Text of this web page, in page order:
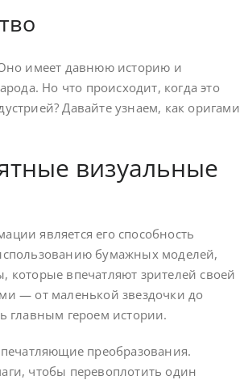
имеет давнюю историю и
Но что происходит, когда это
Давайте узнаем, как оригами
визуальные
является его способность
бумажных моделей,
впечатляют зрителей своей
— от маленькой звездочки до
главным героем истории.
преобразования.
чтобы перевоплотить один